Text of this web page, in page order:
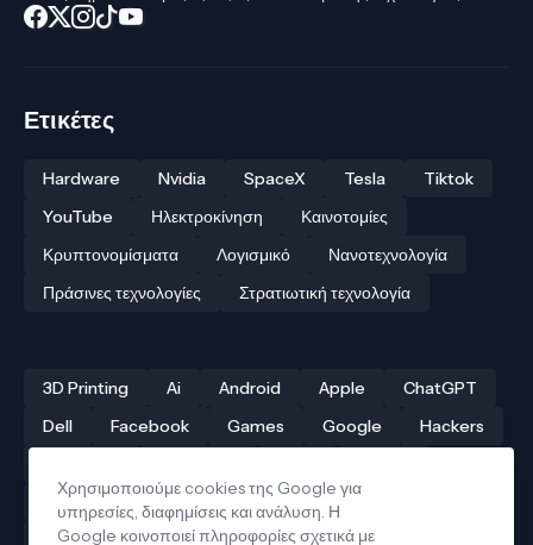
Ετικέτες
Hardware Nvidia SpaceX Tesla
Tiktok
YouTube
Ηλεκτροκίνηση
Καινοτομίες
Κρυπτονομίσματα
Λογισμικό
Νανοτεχνολογία
Πράσινες τεχνολογίες
Στρατιωτική τεχνολογία
3D Printing Ai Android Apple
ChatGPT
Dell
Facebook Games Google
Hackers
Αρχαίες τεχνολογίες
Δρόνοι
Ελληνική τεχνολογία
Ηλεκτροκίνηση
Κβαντικοί υπολογιστές
Χρησιμοποιούμε cookies της Google για
υπηρεσίες, διαφημίσεις και ανάλυση. Η
Google κοινοποιεί πληροφορίες σχετικά με